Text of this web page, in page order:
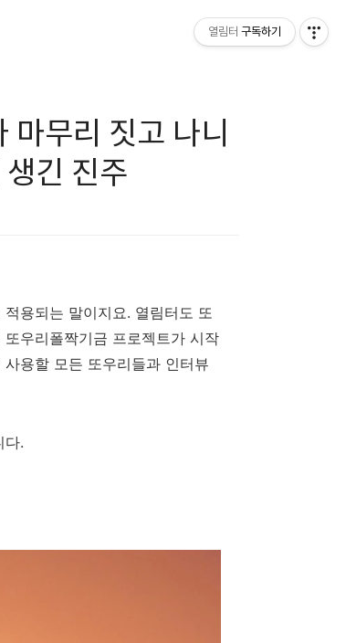
무리 짓고 나니
긴 진주
용되는 말이지요. 열림터도 또
우리폴짝기금 프로젝트가 시작
용할 모든 또우리들과 인터뷰
다.
열림터 구독하기